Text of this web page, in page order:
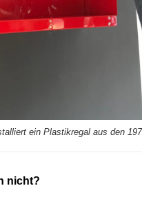
ein Plastikregal aus den
nicht?